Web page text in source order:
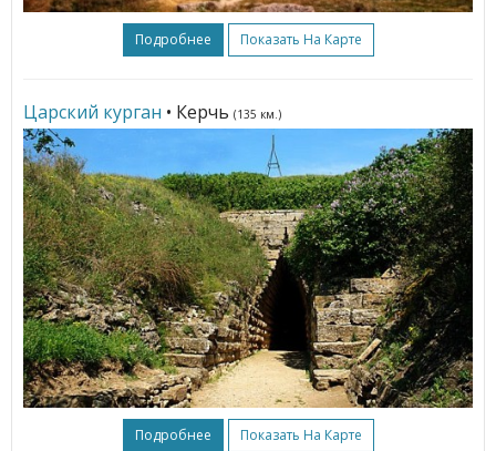
Подробнее Показать На Карте
Царский курган • Керчь (135 км.)
Подробнее Показать На Карте